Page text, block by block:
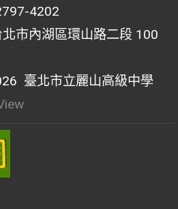
4202
市內湖區環山路二段 100
臺北市立麗山高級中學